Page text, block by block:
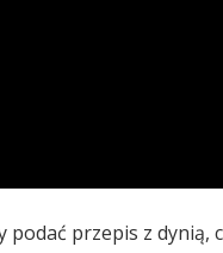
podać przepis z dynią,